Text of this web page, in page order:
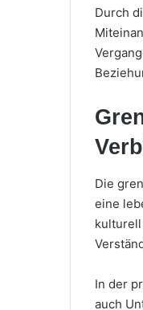
Durch
Die
eine
In der
auch